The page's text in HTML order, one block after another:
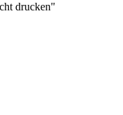
drucken"